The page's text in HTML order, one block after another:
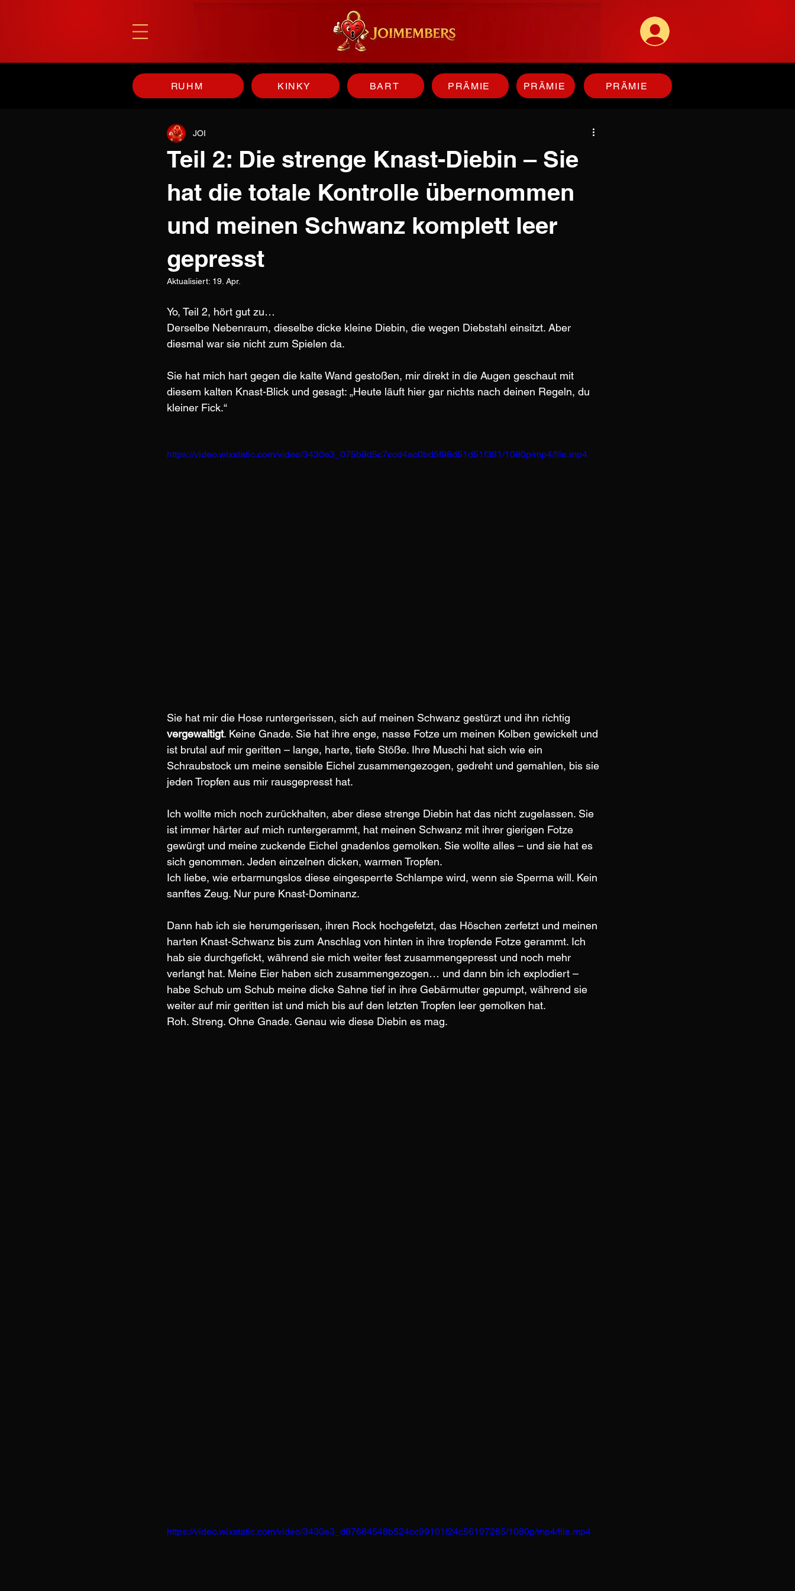
RUHM KINKY BART PRÄMIE PRÄMIE PRÄMIE
Teil 2: Die strenge Knast-Diebin – Sie
hat die totale Kontrolle übernommen
und meinen Schwanz komplett leer
gepresst
JOI
Aktualisiert: 19. Apr.
Yo, Teil 2, hört gut zu…
Derselbe Nebenraum, dieselbe dicke kleine Diebin, die wegen Diebstahl einsitzt. Aber
diesmal war sie nicht zum Spielen da.
Sie hat mich hart gegen die kalte Wand gestoßen, mir direkt in die Augen geschaut mit
diesem kalten Knast-Blick und gesagt: „Heute läuft hier gar nichts nach deinen Regeln, du
kleiner Fick.“
https://video.wixstatic.com/video/3430e3_075b9d5c7ccd4ac0bd5f98d51d51f381/1080p/mp4/file.mp4
Sie hat mir die Hose runtergerissen, sich auf meinen Schwanz gestürzt und ihn richtig
vergewaltigt. Keine Gnade. Sie hat ihre enge, nasse Fotze um meinen Kolben gewickelt und
ist brutal auf mir geritten – lange, harte, tiefe Stöße. Ihre Muschi hat sich wie ein
Schraubstock um meine sensible Eichel zusammengezogen, gedreht und gemahlen, bis sie
jeden Tropfen aus mir rausgepresst hat.
Ich wollte mich noch zurückhalten, aber diese strenge Diebin hat das nicht zugelassen. Sie
ist immer härter auf mich runtergerammt, hat meinen Schwanz mit ihrer gierigen Fotze
gewürgt und meine zuckende Eichel gnadenlos gemolken. Sie wollte alles – und sie hat es
sich genommen. Jeden einzelnen dicken, warmen Tropfen.
Ich liebe, wie erbarmungslos diese eingesperrte Schlampe wird, wenn sie Sperma will. Kein
sanftes Zeug. Nur pure Knast-Dominanz.
Dann hab ich sie herumgerissen, ihren Rock hochgefetzt, das Höschen zerfetzt und meinen
harten Knast-Schwanz bis zum Anschlag von hinten in ihre tropfende Fotze gerammt. Ich
hab sie durchgefickt, während sie mich weiter fest zusammengepresst und noch mehr
verlangt hat. Meine Eier haben sich zusammengezogen… und dann bin ich explodiert –
habe Schub um Schub meine dicke Sahne tief in ihre Gebärmutter gepumpt, während sie
weiter auf mir geritten ist und mich bis auf den letzten Tropfen leer gemolken hat.
Roh. Streng. Ohne Gnade. Genau wie diese Diebin es mag.
https://video.wixstatic.com/video/3430e3_d87684548b524cc99101f24c56197285/1080p/mp4/file.mp4